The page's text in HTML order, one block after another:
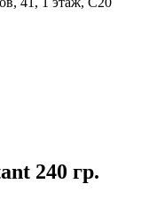
240 гр.